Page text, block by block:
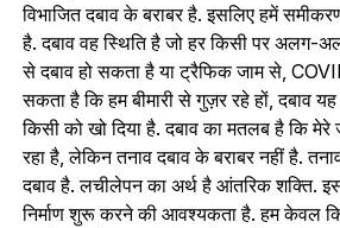
विभाजित दबाव के बराबर है. इसलिए हमें
है. दबाव वह स्थिति है जो हर किसी पर अलग-
से दबाव हो सकता है या ट्रैफिक जाम से,
सकता है कि हम बीमारी से गुज़र रहे हों, दबाव
किसी को खो दिया है. दबाव का मतलब है कि मेरे
रहा है, लेकिन तनाव दबाव के बराबर नहीं है.
दबाव है. लचीलेपन का अर्थ है आंतरिक शक्ति.
निर्माण शुरू करने की आवश्यकता है. हम केवल